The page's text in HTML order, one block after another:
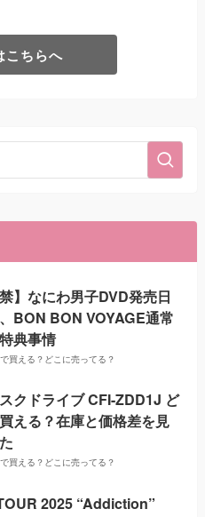
こちらへ
禁】なにわ男子DVD発売日
BON BON VOYAGE通常
典事情
買える？どこに売ってる？
クドライブ CFI-ZDD1J ど
える？在庫と価格差を見
買える？どこに売ってる？
2025 “Addiction”